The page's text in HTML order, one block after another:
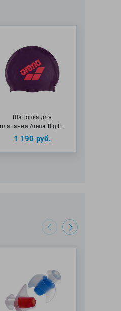
Шапочка для
плавания Arena Big L…
1 190 руб.